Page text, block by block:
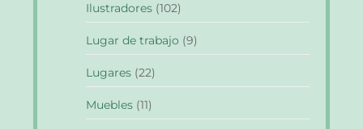
Ilustradores (102)
Lugar de trabajo (9)
Lugares (22)
Muebles (11)